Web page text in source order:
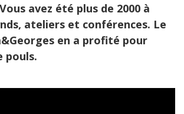
avez été plus de 2000 à
ateliers et conférences. Le
en a profité pour
pouls.